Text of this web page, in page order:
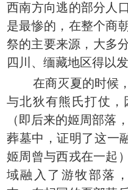
西南方向逃的部分人
是最惨的，在整个商
祭的主要来源，大多
四川、缅藏地区得以发
在商灭夏的时候，
与北狄有熊氏打仗，
（即后来的姬周部落
葬墓中，证明了这一
姬周曾与西戎在一起
域融入了游牧部落